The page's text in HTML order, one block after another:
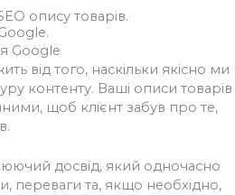
опису товарів.
від того, наскільки якісно ми
контенту. Ваші описи товарів
щоб клієнт забув про те,
досвід, який одночасно
переваги та, якщо необхідно,